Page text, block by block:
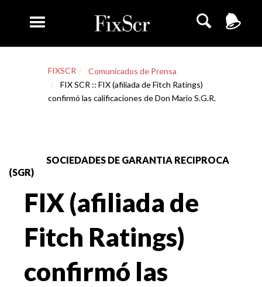
FIXSCR
Comunicados de Prensa
FIX SCR :: FIX (afiliada de Fitch Ratings)
confirmó las calificaciones de Don Mario S.G.R.
SOCIEDADES DE GARANTIA RECIPROCA
(SGR)
FIX (afiliada de
Fitch Ratings)
confirmó las